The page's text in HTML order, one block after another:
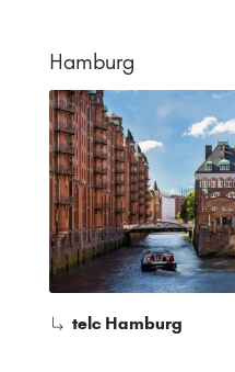
Hamburg
telc Hamburg